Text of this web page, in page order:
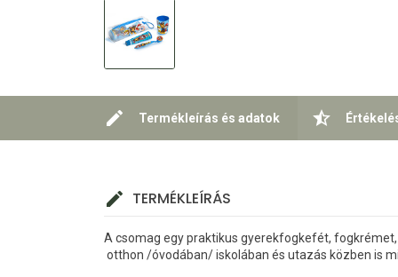
Termékleírás és adatok
TERMÉKLEÍRÁS
A csomag egy praktikus gyerekfogkefét,
otthon /óvodában/ iskolában és utazás közben is